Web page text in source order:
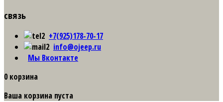
связь
+7(925)178-70-17
info@ojeep.ru
Мы Вконтакте
0 корзина
Ваша корзина пуста